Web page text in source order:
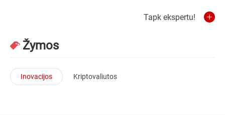
Tapk ekspertu!
Žymos
Inovacijos Kriptovaliutos